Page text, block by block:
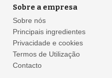
Sobre a empresa
Sobre nós
Principais ingredientes
Privacidade e cookies
Termos de Utilização
Contacto